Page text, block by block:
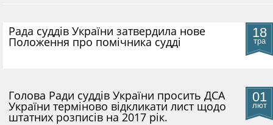
18
тра
Рада суддів України затвердила нове
Положення про помічника судді
01
лют
Голова Ради суддів України просить ДСА
України терміново відкликати лист щодо
штатних розписів на 2017 рік.